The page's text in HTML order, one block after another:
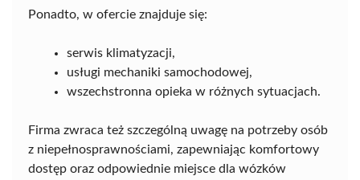
Ponadto, w ofercie znajduje się:
serwis klimatyzacji,
usługi mechaniki samochodowej,
wszechstronna opieka w różnych sytuacjach.
Firma zwraca też szczególną uwagę na potrzeby osób
z niepełnosprawnościami, zapewniając komfortowy
dostęp oraz odpowiednie miejsce dla wózków